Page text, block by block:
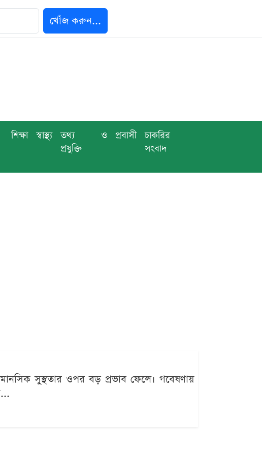
খোঁজ করুন...
শিক্ষা স্বাস্থ্য
তথ্য ও
প্রযুক্তি
প্রবাসী
চাকরির
সংবাদ
সুস্থতার ওপর বড় প্রভাব ফেলে। গবেষণায়